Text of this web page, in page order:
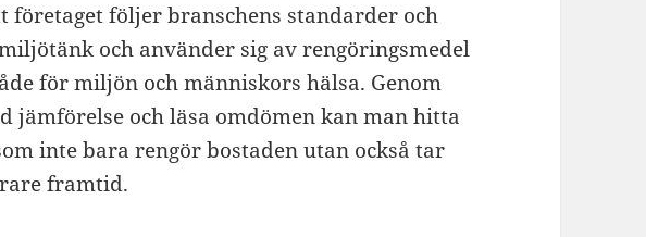
företaget följer branschens standarder och
och använder sig av rengöringsmedel
för miljön och människors hälsa. Genom
jämförelse och läsa omdömen kan man hitta
inte bara rengör bostaden utan också tar
framtid.